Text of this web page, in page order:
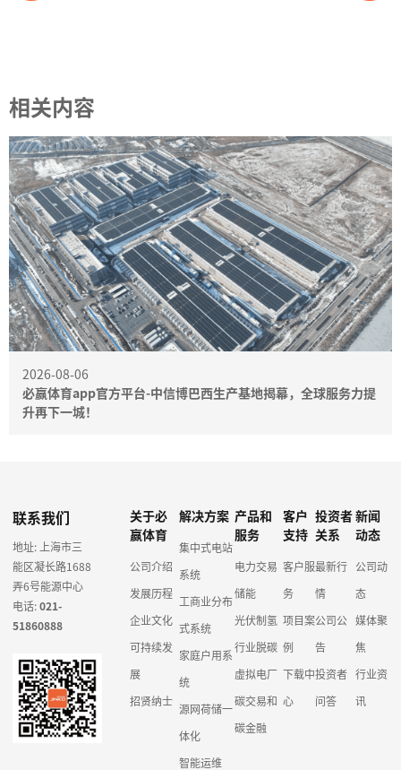
相关内容
2026-08-06
必赢体育app官方平台-中信博巴西生产基地揭幕，全球服务力提
升再下一城！
联系我们
地址: 上海市三
能区凝长路1688
弄6号能源中心
电话:021-
51860888
关于必
赢体育
公司介绍
发展历程
企业文化
可持续发
展
招贤纳士
解决方案
集中式电站
系统
工商业分布
式系统
家庭户用系
统
源网荷储一
体化
智能运维
产品和
服务
电力交易
储能
光伏制氢
行业脱碳
虚拟电厂
碳交易和
碳金融
客户
支持
客户服
务
项目案
例
下载中
心
投资者
关系
最新行
情
公司公
告
投资者
问答
新闻
动态
公司动
态
媒体聚
焦
行业资
讯